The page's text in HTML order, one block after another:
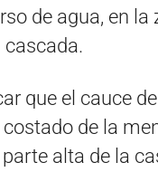
de agua, en la
que el cauce
de la
alta de la